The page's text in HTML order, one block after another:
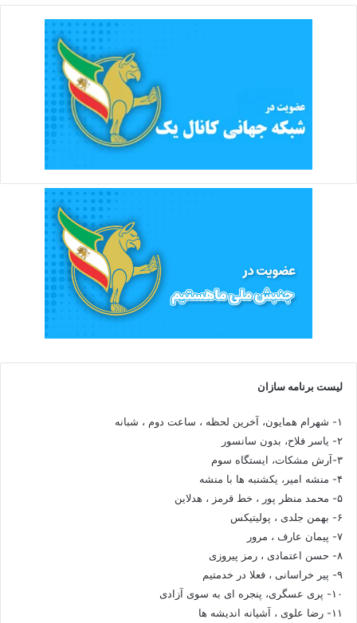
لیست برنامه سازان
۱- شهرام همایون، آخرین لحظه ، ساعت دوم ، شبانه
۲- یاسر فلاح، بدون سانسور
۳-آرش مشکات، ایستگاه سوم
۴- منشه امیر، یکشنبه ها با منشه
۵- محمد منظر پور ، خط قرمز ، هدلاین
۶- بهمن جلدی ، پولیتیکس
۷- پیمان عارف ، مرور
۸- حسن اعتمادی ، رمز پیروزی
۹- پیر خراسانی ، فعلا در خدمتیم
۱۰- پری عسگری، پنجره ای به سوی آزادی
۱۱- رضا علوی ، آشیانه اندیشه ها